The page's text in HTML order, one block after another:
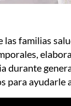
las familias
durante
para ayudarle